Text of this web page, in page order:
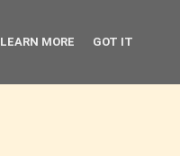
LEARN MORE GOT IT